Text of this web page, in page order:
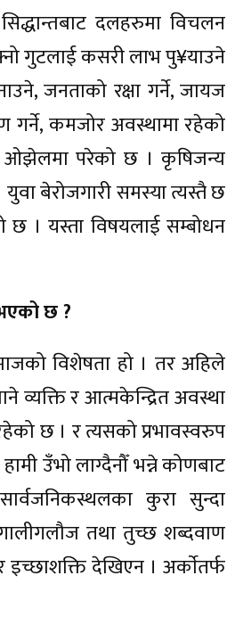
दलहरुमा विचलन
गुटलाई कसरी लाभ पु¥याउने
जनताको रक्षा गर्ने, जायज
गर्ने, कमजोर अवस्थामा रहेको
ओझेलमा परेको छ । कृषिजन्य
बेरोजगारी समस्या त्यस्तै छ
छ । यस्ता विषयलाई सम्बोधन
छ ?
विशेषता हो । तर अहिले
व्यक्ति र आत्मकेन्द्रित अवस्था
छ । र त्यसको प्रभावस्वरुप
उँभो लाग्दैनौँ भन्ने कोणबाट
कुरा सुन्दा
तथा तुच्छ शब्दवाण
देखिएन । अर्काेतर्फ